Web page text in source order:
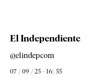
El Independiente
@elindepcom
07 / 09 / 25 - 16: 55